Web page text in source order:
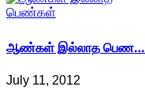
ஆண்கள் இல்லாத பெண…
July 11, 2012